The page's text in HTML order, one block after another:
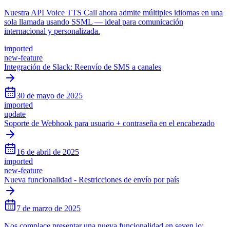
Nuestra API Voice TTS Call ahora admite múltiples idiomas en una
sola llamada usando SSML — ideal para comunicación
internacional y personalizada.
imported
new-feature
Integración de Slack: Reenvío de SMS a canales
30 de mayo de 2025
imported
update
Soporte de Webhook para usuario + contraseña en el encabezado
16 de abril de 2025
imported
new-feature
Nueva funcionalidad - Restricciones de envío por país
7 de marzo de 2025